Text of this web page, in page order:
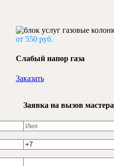
от 550 руб.
Слабый напор газа
Заказать
Заявка на вызов мастера